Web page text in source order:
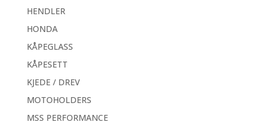
HENDLER
HONDA
KÅPEGLASS
KÅPESETT
KJEDE / DREV
MOTOHOLDERS
MSS PERFORMANCE